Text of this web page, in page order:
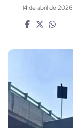
14 de abril de 2026